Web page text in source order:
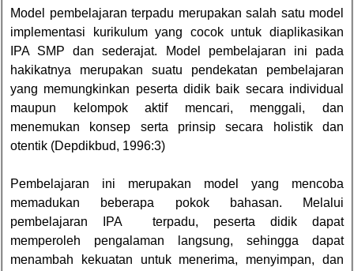
Model pembelajaran terpadu merupakan salah satu model
implementasi kurikulum yang cocok untuk diaplikasikan
IPA SMP dan sederajat. Model pembelajaran ini pada
hakikatnya merupakan suatu pendekatan pembelajaran
yang memungkinkan peserta didik baik secara individual
maupun kelompok aktif mencari, menggali, dan
menemukan konsep serta prinsip secara holistik dan
otentik (Depdikbud, 1996:3)
Pembelajaran ini merupakan model yang mencoba
memadukan beberapa pokok bahasan. Melalui
pembelajaran IPA terpadu, peserta didik dapat
memperoleh pengalaman langsung, sehingga dapat
menambah kekuatan untuk menerima, menyimpan, dan